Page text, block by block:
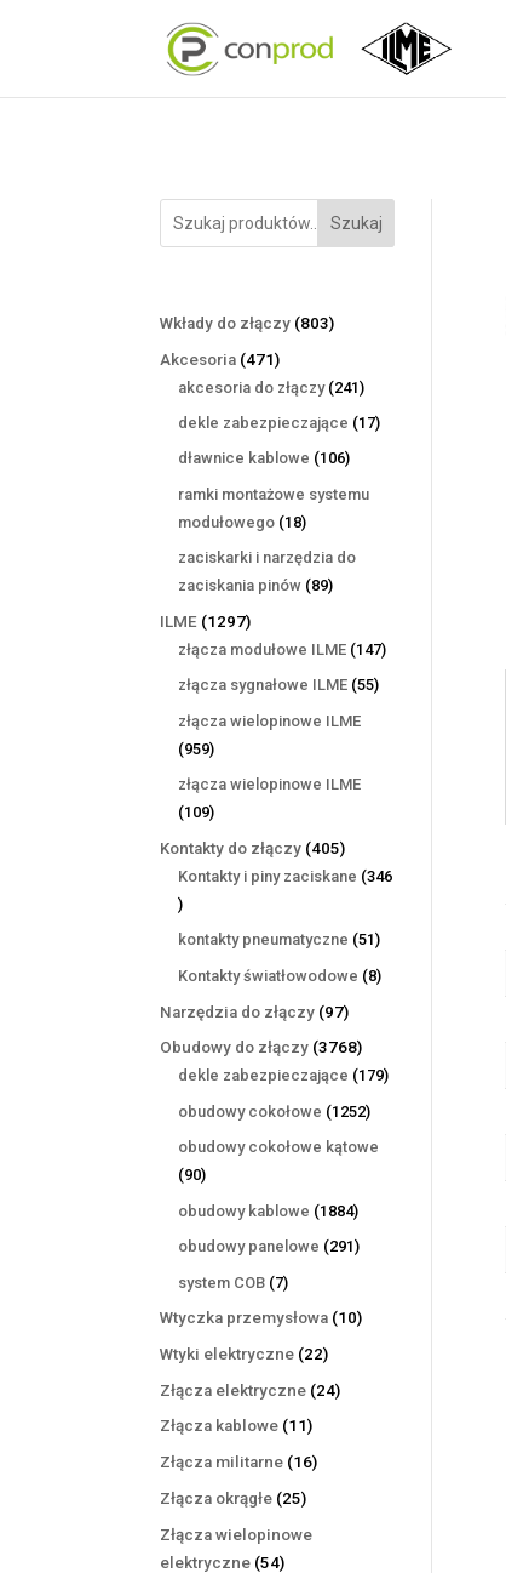
Szukaj
Wkłady do złączy 803803
Akcesoria 471471
produktów
akcesoria do złączy 241241
produktów
dekle zabezpieczające 1717
dławnice kablowe 106106
ramki montażowe systemu
modułowego 1818
produktów
zaciskarki i narzędzia do
zaciskania pinów 8989
ILME 12971297
produktów
złącza modułowe ILME 147147
złącza sygnałowe ILME 5555
złącza wielopinowe ILME
959959
produktów
złącza wielopinowe ILME
109109
produktów
Kontakty do złączy 405405
produktów
Kontakty i piny zaciskane 346
346
produktów
kontakty pneumatyczne 5151
produktów
Kontakty światłowodowe 88
Narzędzia do złączy 9797
produktów
Obudowy do złączy 37683768
produktów
dekle zabezpieczające 179179
obudowy cokołowe 12521252
obudowy cokołowe kątowe
9090
produktów
obudowy kablowe 18841884
produkty
obudowy panelowe 291291
system COB 77
produktów
Wtyczka przemysłowa 1010
Wtyki elektryczne 2222
produkty
Złącza elektryczne 2424
Złącza kablowe 1111
produktów
Złącza militarne 1616
Złącza okrągłe 2525
Złącza wielopinowe
elektryczne 5454